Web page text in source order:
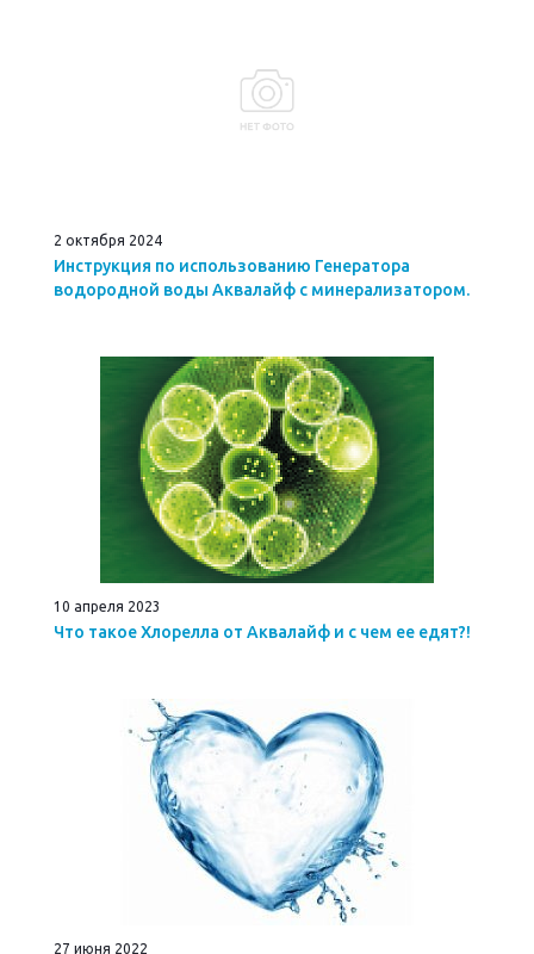
2 октября 2024
Инструкция по использованию Генератора
водородной воды Аквалайф с минерализатором.
10 апреля 2023
Что такое Хлорелла от Аквалайф и с чем ее едят?!
27 июня 2022